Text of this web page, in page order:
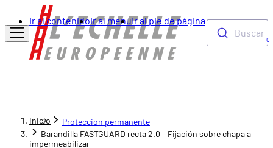
Ir al contenidoIr al menúIr al pie de página
Buscar
0
Inicio
Proteccion permanente
Barandilla FASTGUARD recta 2.0 – Fijación sobre chapa a
impermeabilizar